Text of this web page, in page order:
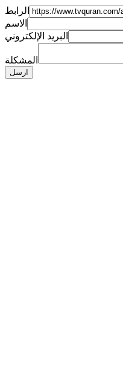
الرابط
الاسم
البريد الإلكتروني
المشكلة
ارسل